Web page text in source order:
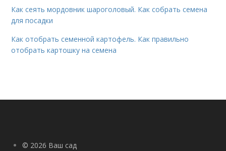
Как сеять мордовник шароголовый. Как собрать семена
для посадки
Как отобрать семенной картофель. Как правильно
отобрать картошку на семена
© 2026 Ваш сад